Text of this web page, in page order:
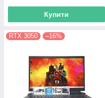
Купити
RTX 3050 –16%